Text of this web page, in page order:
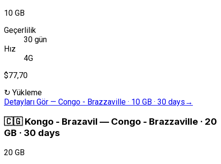
10 GB
Geçerlilik
30 gün
Hız
4G
$77,70
↻ Yükleme
Detayları Gör — Congo - Brazzaville · 10 GB · 30 days →
🇨🇬 Kongo - Brazavil — Congo - Brazzaville · 20
GB · 30 days
20 GB